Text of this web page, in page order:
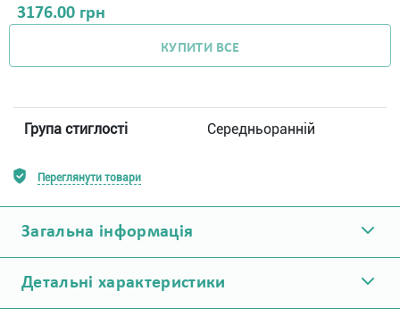
3176.00 грн
КУПИТИ ВСЕ
Група стиглості Середньоранній
Переглянути товари
Загальна інформація
Детальні характеристики